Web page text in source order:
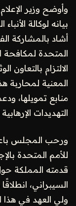
وأوضح وزير
بيانه لوكالة
أشاد بالمشاركة
المتحدة لمكافحة
الالتزام بالتعاون
المعنية لمحاربة
منابع تمويلها،
التهديدات
ورحب المجلس
للأمم المتحدة
قدمته المملكة
السيبراني،
ولي العهد في هذا